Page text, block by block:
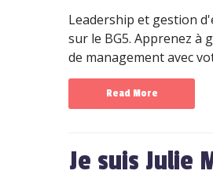
Leadership et gestion
sur le BG5. Apprenez à
de management avec
Read More
Je suis Julie